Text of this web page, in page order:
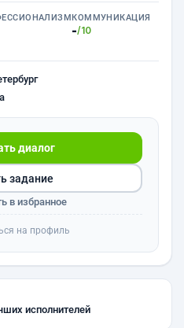
КОММУНИКАЦИЯ
-/10
диалог
задание
в избранное
на профиль
исполнителей